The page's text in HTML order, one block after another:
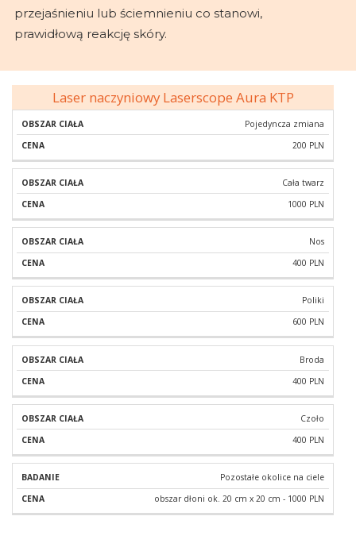
przejaśnieniu lub ściemnieniu co stanowi,
prawidłową reakcję skóry.
Laser naczyniowy Laserscope Aura KTP
OBSZAR
CIAŁA
CENA
Pojedyncza zmiana
200 PLN
Cała twarz
1000 PLN
Nos
400 PLN
Poliki
600 PLN
Broda
400 PLN
Czoło
400 PLN
Pozostałe okolice na ciele
obszar dłoni ok. 20 cm x 20 cm - 1000 PLN